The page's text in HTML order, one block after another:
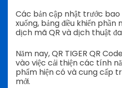
Các bản cập nhật trước
xuống, bảng điều khiển phần
dịch mã QR và dịch thuật
Năm nay, QR TIGER QR
vào việc cải thiện các tính
phẩm hiện có và cung cấp
mới.